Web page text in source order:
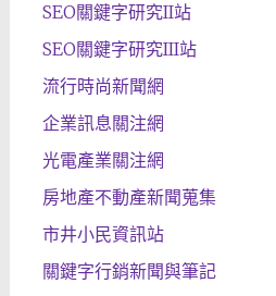
SEO關鍵字研究II站
SEO關鍵字研究III站
流行時尚新聞網
企業訊息關注網
光電產業關注網
房地產不動產新聞蒐集
市井小民資訊站
關鍵字行銷新聞與筆記